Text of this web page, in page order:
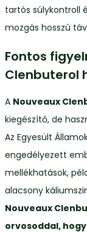
tartós súlykontroll
mozgás hosszú
Fontos
Clenbuterol
A Nouveaux
kiegészítő, de
Az Egyesült
engedélyezett
mellékhatások,
alacsony
Nouveaux
orvosoddal,